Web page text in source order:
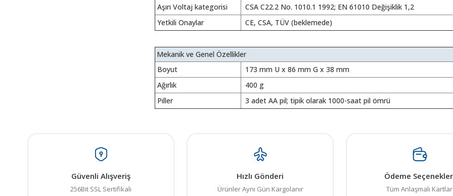
Aşırı Voltaj kategorisi
CSA C22.2 No. 1010.1 1992; EN 61010 Değişiklik 1,2
Yetkili Onaylar
CE, CSA, TÜV (beklemede)
Mekanik ve Genel Özellikler
Boyut
173 mm U x 86 mm G x 38 mm
Ağırlık
400 g
Piller
3 adet AA pil; tipik olarak 1000-saat pil ömrü
Yorum Yaz
Ürün açıklamasında eksik bilgiler bulunuyor.
Güvenli Alışveriş
256Bit SSL Sertifikalı
Hızlı Gönderi
Ürünler Aynı Gün Kargolanır
Ödeme
Tüm Anlaşmalı Kartlar